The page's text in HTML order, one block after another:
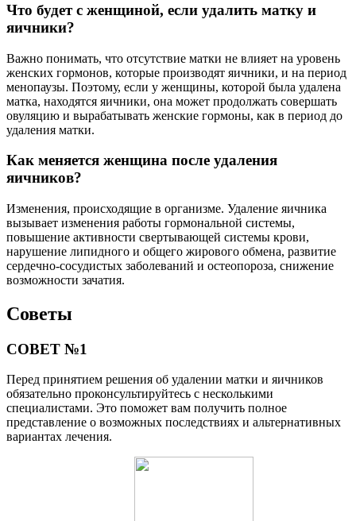
Что будет с женщиной, если удалить матку и
яичники?
Важно понимать, что отсутствие матки не влияет на уровень
женских гормонов, которые производят яичники, и на период
менопаузы. Поэтому, если у женщины, которой была удалена
матка, находятся яичники, она может продолжать совершать
овуляцию и вырабатывать женские гормоны, как в период до
удаления матки.
Как меняется женщина после удаления
яичников?
Изменения, происходящие в организме. Удаление яичника
вызывает изменения работы гормональной системы,
повышение активности свертывающей системы крови,
нарушение липидного и общего жирового обмена, развитие
сердечно-сосудистых заболеваний и остеопороза, снижение
возможности зачатия.
Советы
СОВЕТ №1
Перед принятием решения об удалении матки и яичников
обязательно проконсультируйтесь с несколькими
специалистами. Это поможет вам получить полное
представление о возможных последствиях и альтернативных
вариантах лечения.